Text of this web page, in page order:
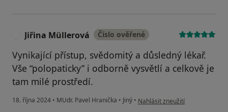
Jiřina Müllerová Číslo ověřené
Vynikající přístup, svědomitý a důsledný lékař.
Vše “polopaticky” i odborně vysvětlí a celkově je
tam milé prostředí.
18. října 2024 • MUdr. Pavel Hranička • Jiný • podle názoru uživatele Jiřina
Nahlásit zneužití